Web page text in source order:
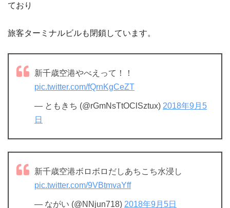
ており
旅客ターミナルビルも閉鎖しています。
新千歳空港やべえって！！
pic.twitter.com/fQrnKgCeZT
— ともきち (@rGmNsTtOClSztux) 2018年9月5
日
新千歳空港ボロボロだしあちこち水浸し
pic.twitter.com/9VBtmvaYff
— ながい (@NNjun718) 2018年9月5日